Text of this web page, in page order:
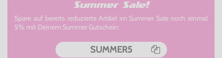
Summer Sale!
Spare auf bereits reduzierte Artikel im Summer Sale noch einmal
5% mit Deinem Summer Gutschein:
SUMMER5